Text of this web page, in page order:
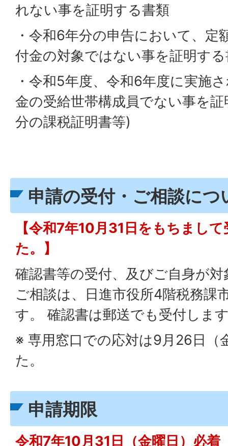
れない事を証明する書類
・令和6年分の申告において、定
付金の対象ではない事を証明す
・令和5年度、令和6年度に実施
金の受給世帯構成員でない事を
分の課税証明書等)
申請の受付・ご相談につ
【令和7年10月31日をもちまし
た。】
確認書等の受付、及びご自身が
ご相談は、日進市役所4階税務課
す。 確認書は郵送でも受付しま
※ 専用窓口での応対は9月26日（
た。
申請期限
令和7年10月31日（金曜日）必着